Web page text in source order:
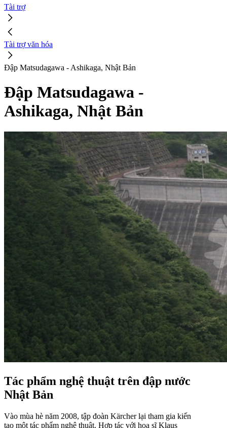
Tài trợ
Tài trợ văn hóa
Đập Matsudagawa - Ashikaga, Nhật Bản
Đập Matsudagawa -
Ashikaga, Nhật Bản
Tác phẩm nghệ thuật trên đập nước
Nhật Bản
Vào mùa hè năm 2008, tập đoàn Kärcher lại tham gia kiến
tạo một tác phẩm nghệ thuật. Hợp tác với họa sĩ Klaus